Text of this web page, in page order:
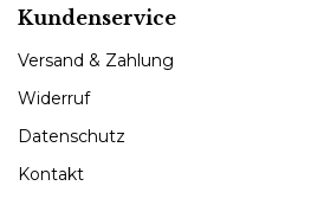
Kundenservice
Versand & Zahlung
Widerruf
Datenschutz
Kontakt